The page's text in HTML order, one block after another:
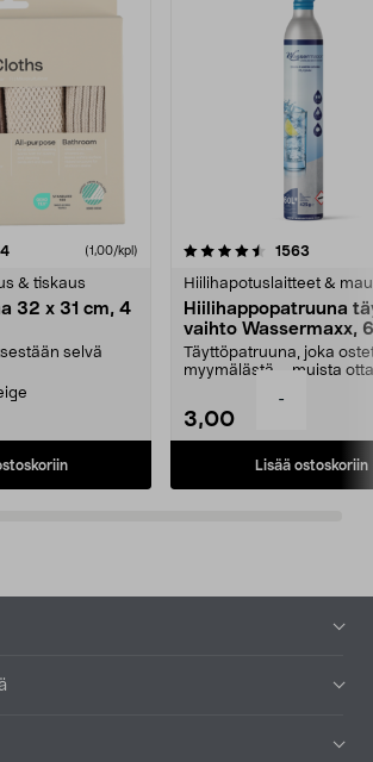
-
arvostelut (1,00/kpl)
& tiskaus
32 x 31 cm, 4
selvä
1563
Hiilihapotuslaitteet &
Hiilihappopatruuna
vaihto Wassermaxx,
Täyttöpatruuna, joka
myymälästä – muista
3,00
Lisää ostoskoriin
4.5viidestä